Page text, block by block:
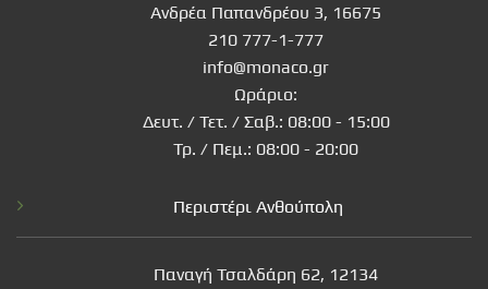
Ανδρέα Παπανδρέου 3, 16675
210 777-1-777
info@monaco.gr
Ωράριο:
Δευτ. / Τετ. / Σαβ.: 08:00 - 15:00
Τρ. / Πεμ.: 08:00 - 20:00
Περιστέρι Ανθούπολη
Παναγή Τσαλδάρη 62, 12134